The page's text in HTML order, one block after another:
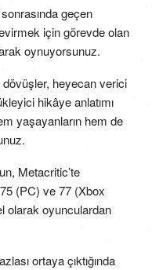
geçen
için görevde olan
oynuyorsunuz.
dövüşler, heyecan verici
hikâye anlatımı
yaşayanların hem de
Metacritic’te
(PC) ve 77 (Xbox
olarak oyunculardan
ortaya çıktığında